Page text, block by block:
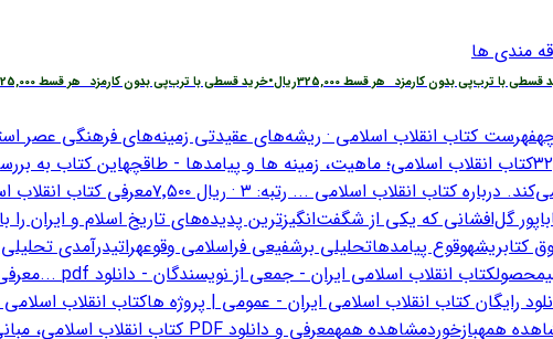
مندی ها
قسطی با ترب‌پی بدون کارمزدهر قسط325,000ریال•خرید قسطی با ترب‌پی بدون کارمزدهر قسط